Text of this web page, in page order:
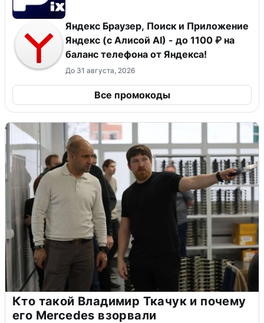
Яндекс Браузер, Поиск и Приложение
Яндекс (с Алисой AI) - до 1100 ₽ на
баланс телефона от Яндекса!
До 31 августа, 2026
Все промокоды
Кто такой Владимир Ткачук и почему
его Mercedes взорвали